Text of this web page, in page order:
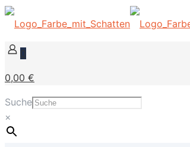
0
0,00 €
Suche
×